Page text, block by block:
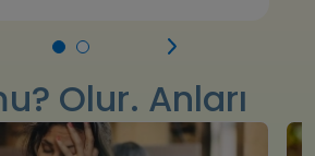
Olur. Anları